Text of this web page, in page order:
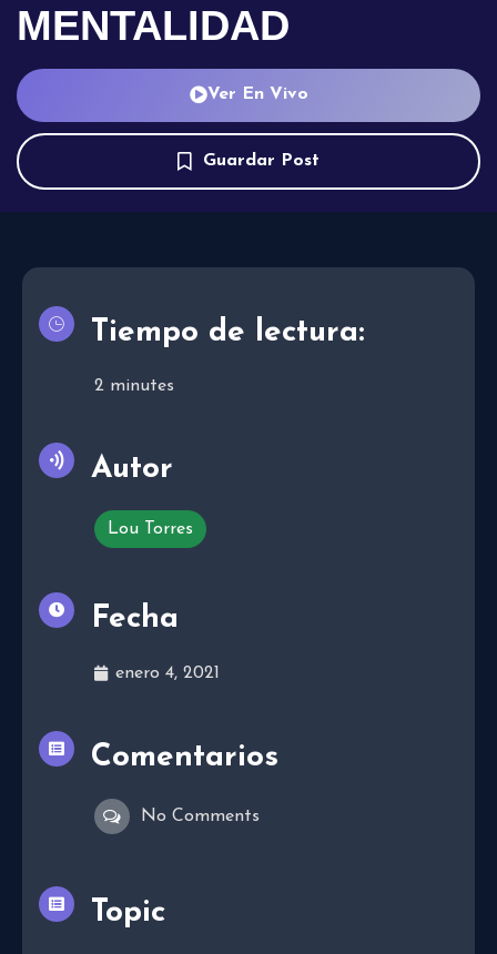
MENTALIDAD
Ver En Vivo
Guardar Post
Tiempo de lectura:
2 minutes
Autor
Lou Torres
Fecha
enero 4, 2021
Comentarios
No Comments
Topic